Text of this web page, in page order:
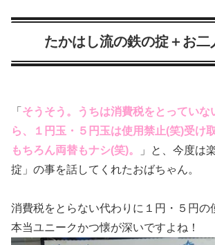
たかはし流の鉄の掟＋お二
「 そうそう。うちは消費税をとっていな
ら、１円玉・５円玉は使用禁止(笑)受け
もちろん両替もナシ(笑)。
」と、今度は
掟」の事を話してくれたおばちゃん。
消費税をとらない代わりに１円・５円の
本当ユニークかつ懐が深いですよね！